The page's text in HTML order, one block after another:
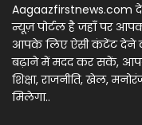
Aagaazfirstnews.com
न्यूज़ पोर्टल है जहाँ पर
आपके लिए ऐसी कंटेंट देने
बढ़ाने में मदद कर सकें,
शिक्षा, राजनीति, खेल,
मिलेगा..